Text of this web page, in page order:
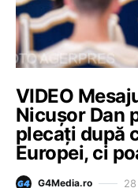
VIDEO
Nicușor Dan
plecați după
Europei, ci
G4Media.ro